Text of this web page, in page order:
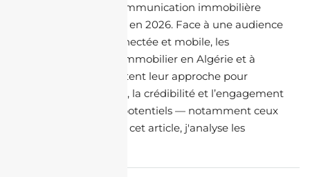
Le paysage de la communication immobilière
change rapidement en 2026. Face à une audience
plus exigeante, connectée et mobile, les
professionnels de l’immobilier en Algérie et à
l’international adaptent leur approche pour
renforcer la visibilité, la crédibilité et l’engagement
avec les acheteurs potentiels — notamment ceux
de la diaspora. Dans cet article, j'analyse les